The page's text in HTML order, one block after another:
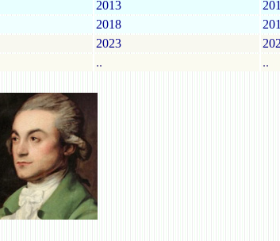
2013
2018
2023
.. ..